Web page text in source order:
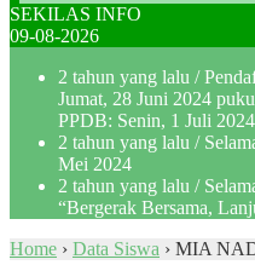
SEKILAS INFO
09-08-2026
2 tahun yang lalu /
Jumat, 28 Juni 2024
PPDB: Senin, 1 Juli 2024
2 tahun yang lalu /
Mei 2024
2 tahun yang lalu /
“Bergerak Bersama,
Home › Data Siswa › MIA